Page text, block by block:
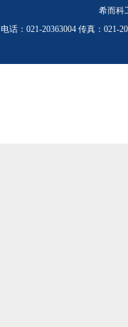
希而科
电话：021-20363004 传真：021-